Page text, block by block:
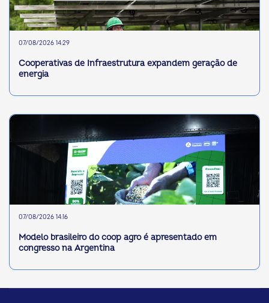
07/08/2026 14:29
Cooperativas de Infraestrutura expandem geração de
energia
07/08/2026 14:16
Modelo brasileiro do coop agro é apresentado em
congresso na Argentina